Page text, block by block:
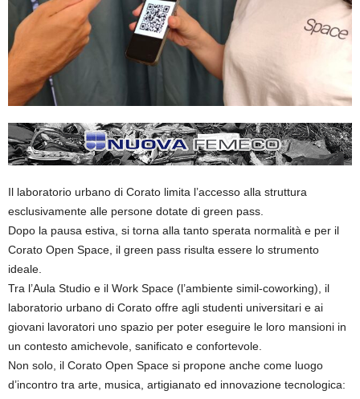
esclusivamente alle persone dotate di green pass.
Dopo la pausa estiva, si torna alla tanto sperata normalità e per il
Corato Open Space, il green pass risulta essere lo strumento
ideale.
Tra l’Aula Studio e il Work Space (l’ambiente simil-coworking), il
laboratorio urbano di Corato offre agli studenti universitari e ai
giovani lavoratori uno spazio per poter eseguire le loro mansioni in
un contesto amichevole, sanificato e confortevole.
Non solo, il Corato Open Space si propone anche come luogo
d’incontro tra arte, musica, artigianato ed innovazione tecnologica:
durante i vari lockdown, tutte le attività (dall’aula studio online agli